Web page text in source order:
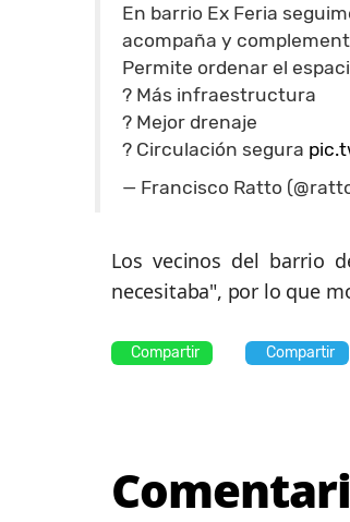
En barrio Ex Feria
acompaña y
Permite ordenar el
? Más infraestructura
? Mejor drenaje
? Circulación segura
— Francisco Ratto
Los vecinos del barrio
necesitaba", por lo que
Compartir Compartir